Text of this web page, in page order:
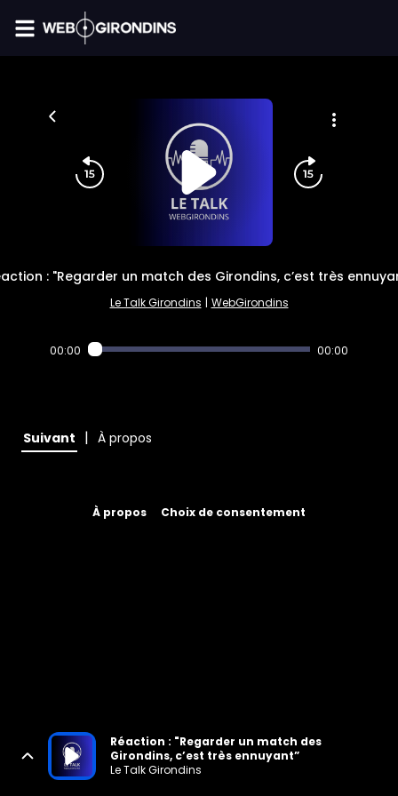
: "Regarder un match des Girondins, c’est très
Le Talk Girondins | WebGirondins
00:00 00:00
Suivant | À propos
À propos Choix de consentement
Réaction : "Regarder un match des
Girondins, c’est très ennuyant”
Le Talk Girondins